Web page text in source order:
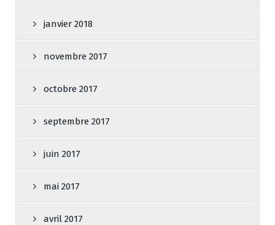
janvier 2018
novembre 2017
octobre 2017
septembre 2017
juin 2017
mai 2017
avril 2017